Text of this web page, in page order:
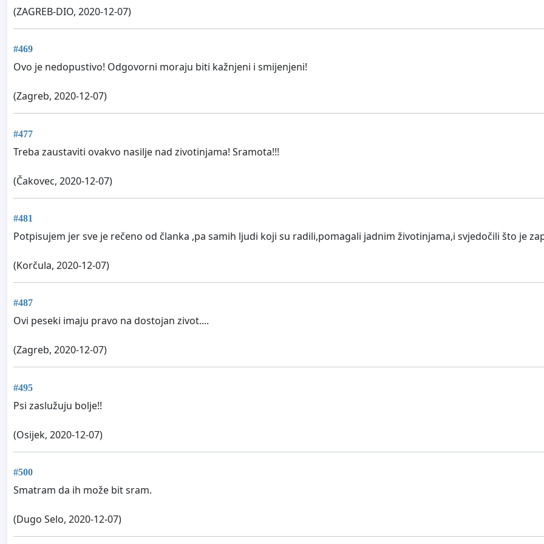
(ZAGREB-DIO, 2020-12-07)
#469
Ovo je nedopustivo! Odgovorni moraju biti kažnjeni i smijenjeni!
(Zagreb, 2020-12-07)
#477
Treba zaustaviti ovakvo nasilje nad zivotinjama! Sramota!!!
(Čakovec, 2020-12-07)
#481
Potpisujem jer sve je rečeno od članka ,pa samih ljudi koji su radili,pomagali jadnim životinjama,i svjedočili što je
(Korčula, 2020-12-07)
#487
Ovi peseki imaju pravo na dostojan zivot....
(Zagreb, 2020-12-07)
#495
Psi zaslužuju bolje!!
(Osijek, 2020-12-07)
#500
Smatram da ih može bit sram.
(Dugo Selo, 2020-12-07)